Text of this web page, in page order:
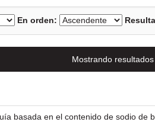
En orden:
Mostrando
basada en el contenido de sodio de